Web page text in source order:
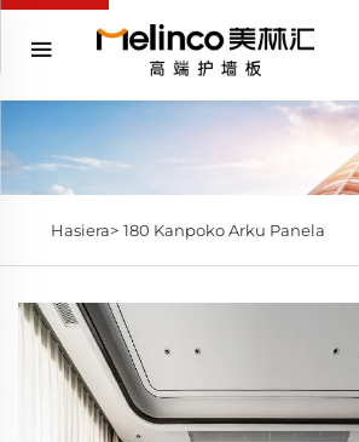
Hasiera> 180 Kanpoko Arku Panela